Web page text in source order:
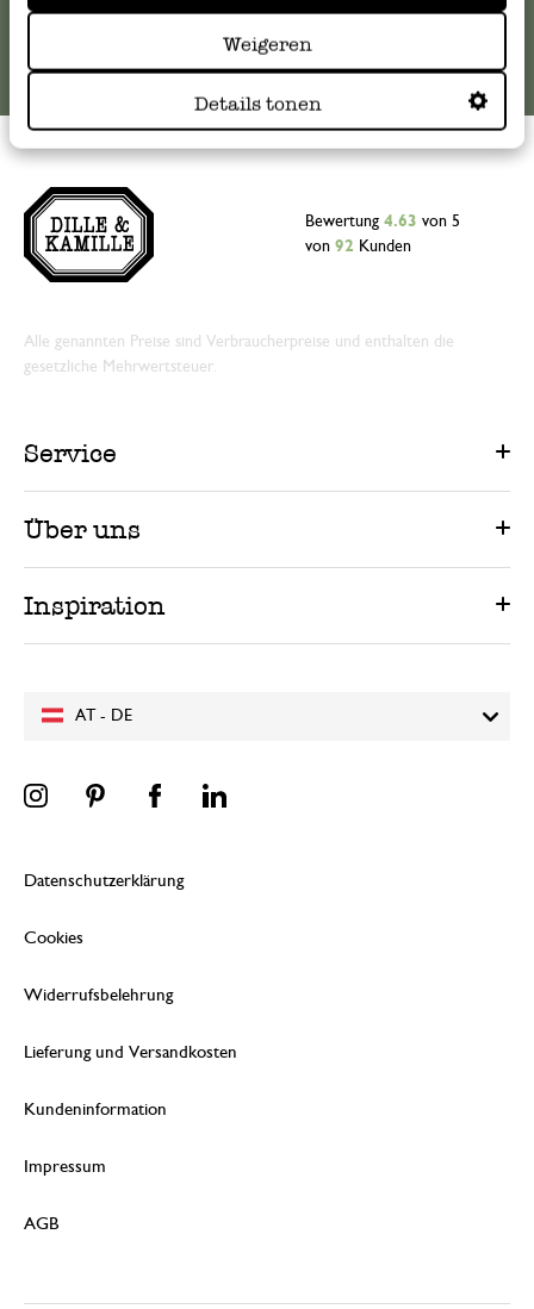
Weigeren
Details tonen
AT - DE
Bewertung 4.63 von 5
von 92 Kunden
Alle genannten Preise sind Verbraucherpreise und enthalten die
gesetzliche Mehrwertsteuer.
Service
Über uns
Inspiration
Datenschutzerklärung
Cookies
Widerrufsbelehrung
Lieferung und Versandkosten
Kundeninformation
Impressum
AGB